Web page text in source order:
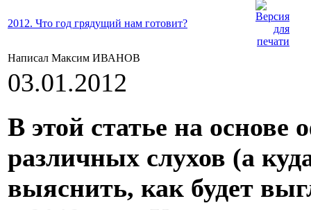
2012. Что год грядущий нам готовит?
Написал Максим ИВАНОВ
03.01.2012
В этой статье на
различных слухов (а
выяснить, как будет